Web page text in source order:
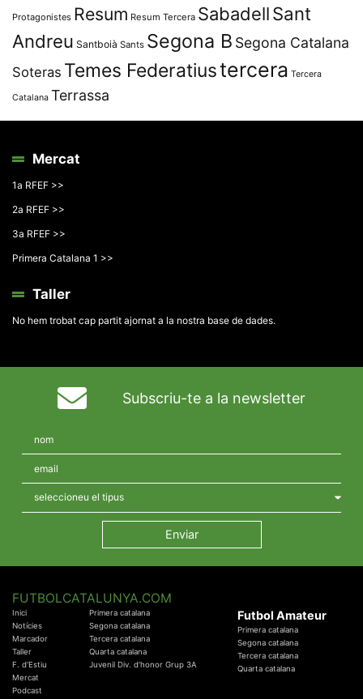
Protagonistes Resum Resum Tercera SabadellSant
Andreu Santboià Sants Segona B Segona Catalana
Soteras Temes Federatiustercera Tercera
Catalana Terrassa
Mercat
1a RFEF >>
2a RFEF >>
3a RFEF >>
Primera Catalana 1 >>
Taller
No hem trobat cap partit ajornat a la nostra base de dades.
Subscriu-te a la newsletter
FUTBOLCATALUNYA.COM
Inici
Notícies
Marcador
Taller
F. d'Estiu
Mercat
Podcast
Primera catalana
Segona catalana
Tercera catalana
Quarta catalana
Juvenil Div. d'honor Grup 3A
Futbol Amateur
Primera catalana
Segona catalana
Tercera catalana
Quarta catalana